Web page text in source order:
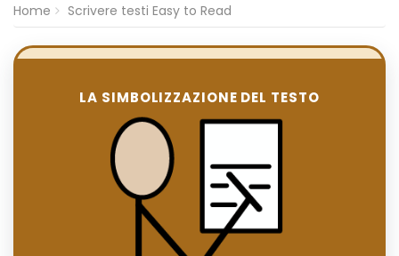
Home Scrivere testi Easy to Read
LA SIMBOLIZZAZIONE DEL TESTO